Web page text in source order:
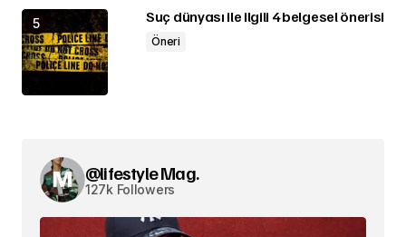
Suç dünyası ile ilgili 4 belgesel önerisi
Öneri
@lifestyle Mag.
127k Followers